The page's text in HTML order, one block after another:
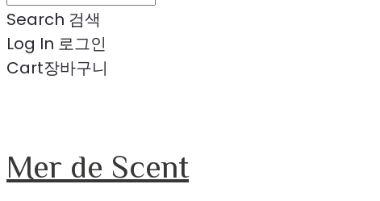
Search 검색
Log In 로그인
Cart장바구니
Mer de Scent